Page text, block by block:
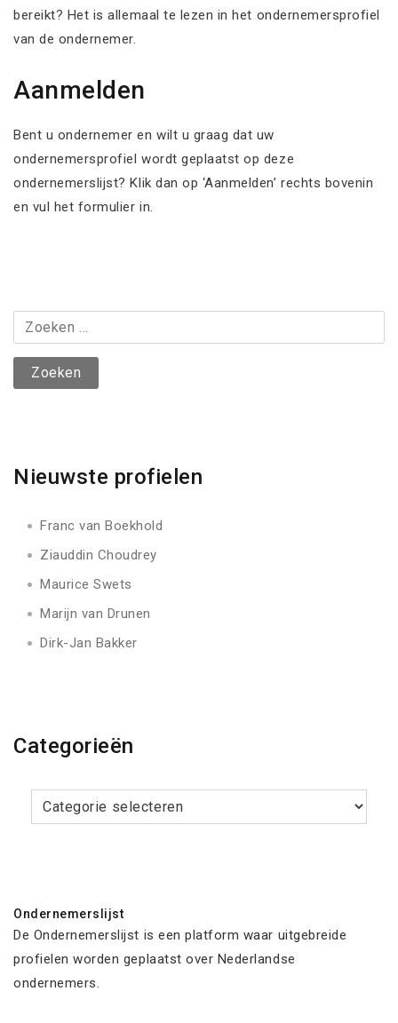
bereikt? Het is allemaal te lezen in het ondernemersprofiel
van de ondernemer.
Aanmelden
Bent u ondernemer en wilt u graag dat uw
ondernemersprofiel wordt geplaatst op deze
ondernemerslijst? Klik dan op ‘Aanmelden’ rechts bovenin
en vul het formulier in.
Zoeken
naar:
Nieuwste profielen
Franc van Boekhold
Ziauddin Choudrey
Maurice Swets
Marijn van Drunen
Dirk-Jan Bakker
Categorieën
Categorieën
Ondernemerslijst
De Ondernemerslijst is een platform waar uitgebreide
profielen worden geplaatst over Nederlandse
ondernemers.